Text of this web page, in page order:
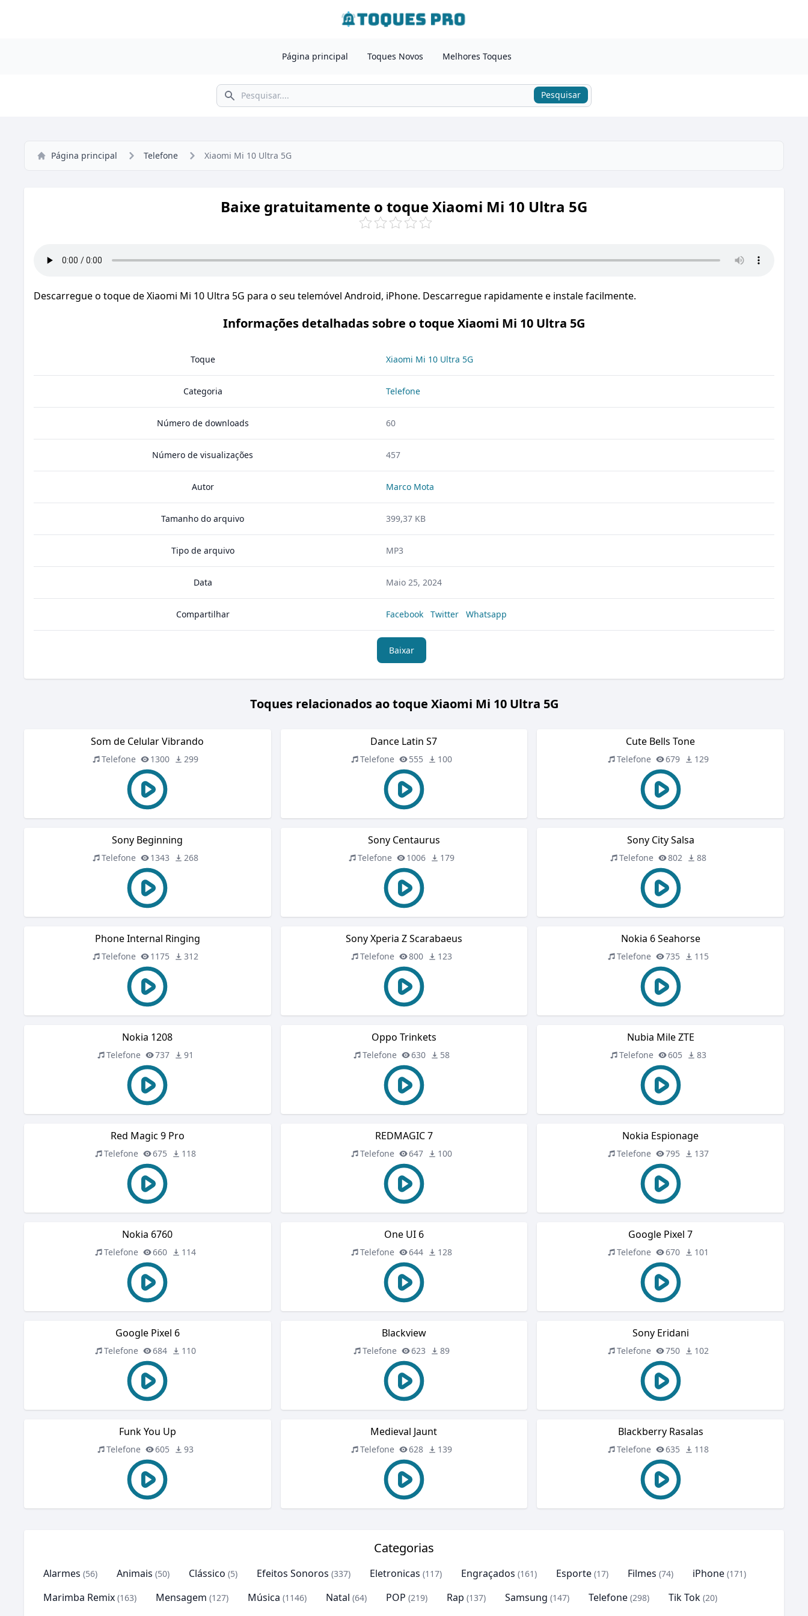
Página principal Toques Novos Melhores Toques
Pesquisar Pesquisar
Página principal Telefone Xiaomi Mi 10 Ultra 5G
Baixe gratuitamente o toque Xiaomi Mi 10 Ultra 5G
Descarregue o toque de Xiaomi Mi 10 Ultra 5G para o seu telemóvel Android, iPhone. Descarregue rapidamente e instale facilmente.
Informações detalhadas sobre o toque Xiaomi Mi 10 Ultra 5G
Toque Xiaomi Mi 10 Ultra 5G
Categoria Telefone
Número de downloads 60
Número de visualizações 457
Autor Marco Mota
Tamanho do arquivo 399,37 KB
Tipo de arquivo MP3
Data Maio 25, 2024
Compartilhar Facebook Twitter Whatsapp
Baixar
Toques relacionados ao toque Xiaomi Mi 10 Ultra 5G
Som de Celular Vibrando
Telefone 1300 299
Dance Latin S7
Telefone 555 100
Cute Bells Tone
Telefone 679 129
Sony Beginning
Telefone 1343 268
Sony Centaurus
Telefone 1006 179
Sony City Salsa
Telefone 802 88
Phone Internal Ringing
Telefone 1175 312
Sony Xperia Z Scarabaeus
Telefone 800 123
Nokia 6 Seahorse
Telefone 735 115
Nokia 1208
Telefone 737 91
Oppo Trinkets
Telefone 630 58
Nubia Mile ZTE
Telefone 605 83
Red Magic 9 Pro
Telefone 675 118
REDMAGIC 7
Telefone 647 100
Nokia Espionage
Telefone 795 137
Nokia 6760
Telefone 660 114
One UI 6
Telefone 644 128
Google Pixel 7
Telefone 670 101
Google Pixel 6
Telefone 684 110
Blackview
Telefone 623 89
Sony Eridani
Telefone 750 102
Funk You Up
Telefone 605 93
Medieval Jaunt
Telefone 628 139
Blackberry Rasalas
Telefone 635 118
Categorias
Alarmes (56) Animais (50) Clássico (5) Efeitos Sonoros (337) Eletronicas (117) Engraçados (161) Esporte (17) Filmes (74) iPhone (171)
Marimba Remix (163) Mensagem (127) Música (1146) Natal (64) POP (219) Rap (137) Samsung (147) Telefone (298) Tik Tok (20)